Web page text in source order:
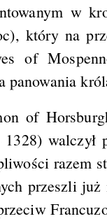
w
który na
of
panowania
of
1328)
razem
przeszli